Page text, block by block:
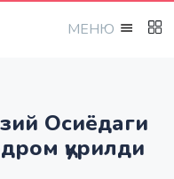
МEНЮ
Осиёдаги
қурилди